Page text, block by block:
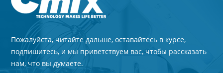
Пожалуйста, читайте дальше, оставайтесь в курсе,
подпишитесь, и мы приветствуем вас, чтобы рассказать
нам, что вы думаете.